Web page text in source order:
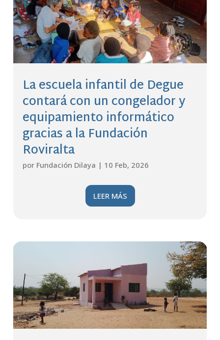
La escuela infantil de Degue
contará con un congelador y
equipamiento informático
gracias a la Fundación
Roviralta
por Fundación Dilaya | 10 Feb, 2026
LEER MÁS